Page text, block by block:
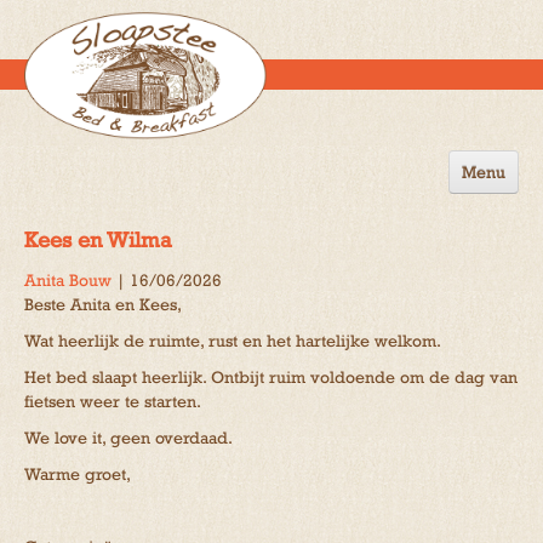
Menu
Kees en Wilma
Anita Bouw | 16/06/2026
Beste Anita en Kees,
Wat heerlijk de ruimte, rust en het hartelijke welkom.
Het bed slaapt heerlijk. Ontbijt ruim voldoende om de dag van
fietsen weer te starten.
We love it, geen overdaad.
Warme groet,